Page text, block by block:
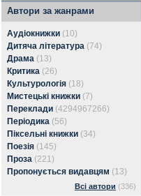
Автори за жанрами
Аудіокнижки (10)
Дитяча література (74)
Драма (13)
Критика (26)
Культурологія (18)
Мистецькі книжки (7)
Переклади (4294967266)
Періодика (56)
Піксельні книжки (34)
Поезія (145)
Проза (221)
Пропонується видавцям (13)
Всі автори (336)